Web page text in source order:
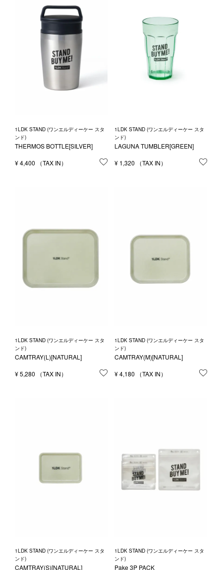
1LDK STAND (ワンエルディーケー スタ
ンド)
THERMOS BOTTLE[SILVER]
¥4,400 お気に入りに登録する
1LDK STAND (ワンエルディーケー スタ
ンド)
LAGUNA TUMBLER[GREEN]
¥ 1,320
1LDK STAND (ワンエルディーケー スタ
ンド)
CAMTRAY(L)[NATURAL]
¥5,280 お気に入りに登録する
1LDK STAND (ワンエルディーケー スタ
ンド)
CAMTRAY(M)[NATURAL]
¥4,180
1LDK STAND (ワンエルディーケー スタ
ンド)
CAMTRAY(S)[NATURAL]
1LDK STAND (ワンエルディーケー スタ
ンド)
Pake 3P PACK